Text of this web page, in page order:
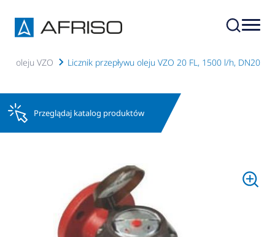
oleju VZO Licznik przepływu oleju VZO 20 FL, 1500 l/h, DN20
Przeglądaj katalog produktów